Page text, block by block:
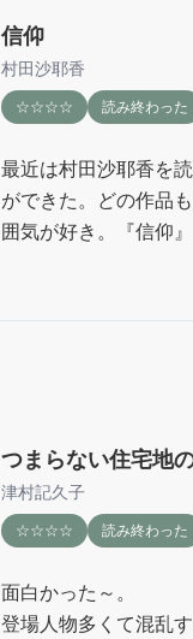
信仰
村田沙耶香
☆☆☆☆ 読み終わった
最近は村田沙耶香を
ができた。どの作品
囲気が好き。『信仰
た今、事実を隠蔽せ
つまらない住宅地
津村記久子
☆☆☆☆ 読み終わった
面白かった～。
登場人物多くて混乱